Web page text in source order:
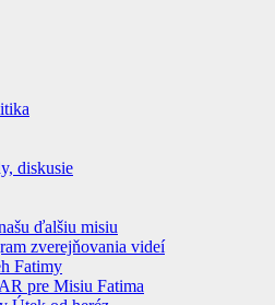
diskusie
ďalšiu misiu
zverejňovania videí
Fatimy
pre Misiu Fatima